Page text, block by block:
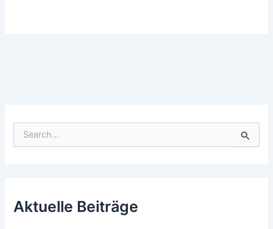
n
a
Aktuelle Beiträge